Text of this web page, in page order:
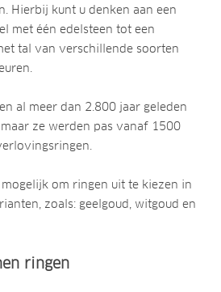
Hierbij kunt u denken aan een
met één edelsteen tot een
tal van verschillende soorten
al meer dan 2.800 jaar geleden
ze werden pas vanaf 1500
om ringen uit te kiezen in
zoals: geelgoud, witgoud en
ringen